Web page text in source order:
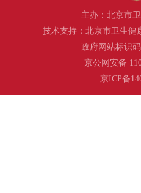
主办：北京市
技术支持：北京市卫生健
政府网站标识
京公网安备
京ICP备